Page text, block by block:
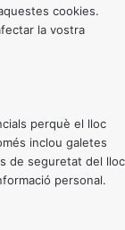
cookies.
la vostra
perquè el lloc
inclou galetes
de seguretat del lloc
personal.